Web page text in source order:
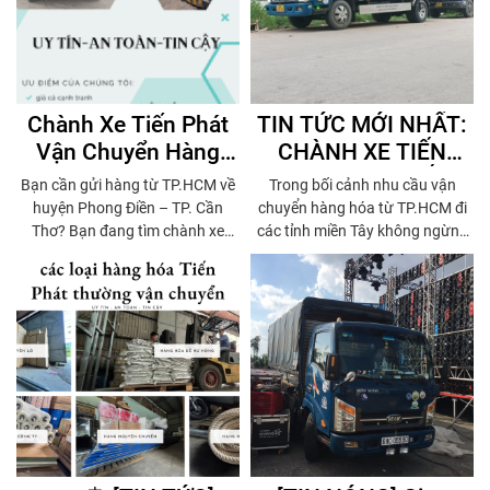
dài giữa chú Sơn và dịch vụ vận
tải Tiến Phát.
xác cao.
Chành Xe Tiến Phát
Vận Chuyển Hàng
Hóa Về Phong Điền,
Cần Thơ Mỗi Ngày
Bạn cần gửi hàng từ TP.HCM về
huyện Phong Điền – TP. Cần
Thơ? Bạn đang tìm chành xe
– giao hàng đúng hẹn – có thu
hộ COD? Tiến Phát Express
chính là lựa chọn hàng đầu!
TIN TỨC MỚI NHẤT:
CHÀNH XE TIẾN
PHÁT TĂNG TỐC
GIAO HÀNG MIỀN
TÂY VỚI DỊCH VỤ
MỖI NGÀY
Trong bối cảnh nhu cầu vận
chuyển hàng hóa từ TP.HCM đi
các tỉnh miền Tây không ngừng
gia tăng, Tiến Phát Express đã
kịp thời nâng cấp năng lực vận
tải và mở rộng nhiều tuyến
chành xe mới, giúp đáp ứng
nhanh chóng nhu cầu giao hàng
mỗi ngày của người dân và
doanh nghiệp.